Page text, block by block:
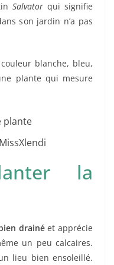
Salvatorqui signifie
son jardin n’a pas
blanche, bleu,
plante qui mesure
la
drainéet apprécie
un peu calcaires.
lieu bien ensoleillé.